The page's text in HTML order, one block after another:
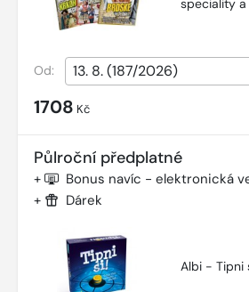
Od:
1708 Kč
Půlroční předplatné
+ Bonus navíc - elektronická
+ Dárek
Albi - Tipni